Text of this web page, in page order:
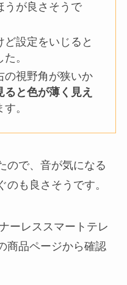
うが良さそうで
設定をいじると
。
の視野角が狭いか
と色が薄く見え
。
ので、音が気になる
も良さそうです。
ーレススマートテレ
商品ページから確認